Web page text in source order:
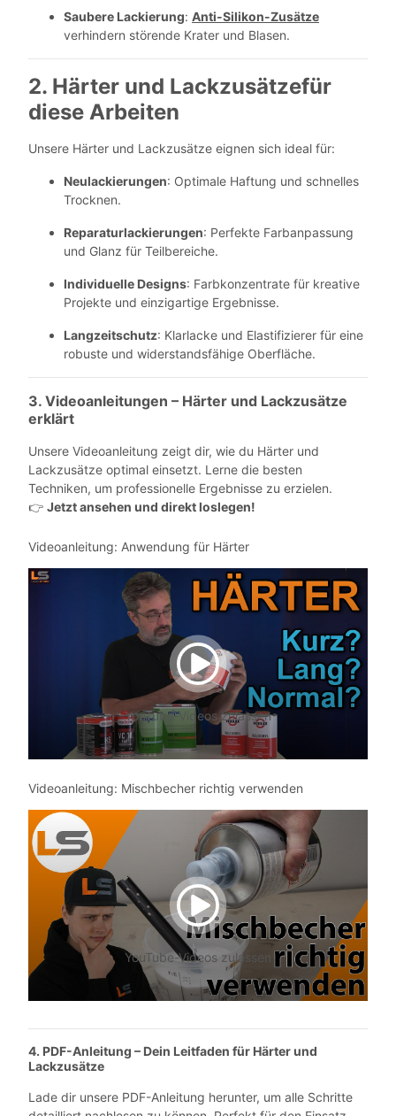
Saubere Lackierung: Anti-Silikon-Zusätze
verhindern störende Krater und Blasen.
2. Härter und Lackzusätzefür
diese Arbeiten
Unsere Härter und Lackzusätze eignen sich ideal für:
Neulackierungen: Optimale Haftung und schnelles
Trocknen.
Reparaturlackierungen: Perfekte Farbanpassung
und Glanz für Teilbereiche.
Individuelle Designs: Farbkonzentrate für kreative
Projekte und einzigartige Ergebnisse.
Langzeitschutz: Klarlacke und Elastifizierer für eine
robuste und widerstandsfähige Oberfläche.
3. Videoanleitungen – Härter und Lackzusätze
erklärt
Unsere Videoanleitung zeigt dir, wie du Härter und
Lackzusätze optimal einsetzt. Lerne die besten
Techniken, um professionelle Ergebnisse zu erzielen.
👉 Jetzt ansehen und direkt loslegen!
Videoanleitung: Anwendung für Härter
YouTube-Videos zulassen
Videoanleitung: Mischbecher richtig verwenden
YouTube-Videos zulassen
4. PDF-Anleitung – Dein Leitfaden für Härter und
Lackzusätze
Lade dir unsere PDF-Anleitung herunter, um alle Schritte